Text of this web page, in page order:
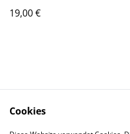
19,00 €
Cookies